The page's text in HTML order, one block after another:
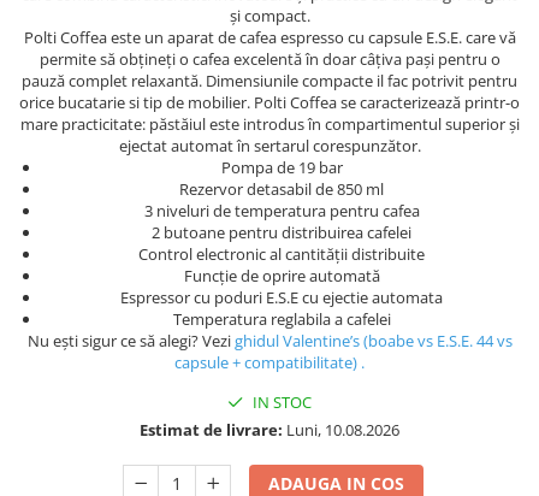
și compact.
Polti Coffea este un aparat de cafea espresso cu capsule E.S.E. care vă
permite să obțineți o cafea excelentă în doar câțiva pași pentru o
pauză complet relaxantă. Dimensiunile compacte il fac potrivit pentru
orice bucatarie si tip de mobilier. Polti Coffea se caracterizează printr-o
mare practicitate: păstăiul este introdus în compartimentul superior și
ejectat automat în sertarul corespunzător.
Pompa de 19 bar
Rezervor detasabil de 850 ml
3 niveluri de temperatura pentru cafea
2 butoane pentru distribuirea cafelei
Control electronic al cantității distribuite
Funcție de oprire automată
Espressor cu poduri E.S.E cu ejectie automata
Temperatura reglabila a cafelei
Nu ești sigur ce să alegi? Vezighidul Valentine’s (boabe vs E.S.E. 44 vs
capsule + compatibilitate) .
IN STOC
Estimat de livrare: Luni, 10.08.2026
ADAUGA IN COS